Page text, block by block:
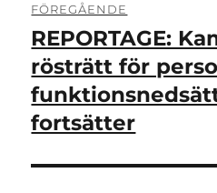
FÖREGÅENDE
Föregående
inlägg:
REPORTAGE:
rösträtt för
fortsätter